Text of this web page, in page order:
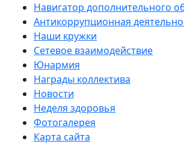
Навигатор дополнительного
Антикоррупционная
Наши кружки
Сетевое взаимодействие
Юнармия
Награды коллектива
Новости
Неделя здоровья
Фотогалерея
Карта сайта